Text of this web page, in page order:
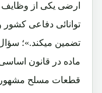
ارضی یکی از
توانائی دفاعی کشور
تضمین میکند.»؛
ماده در قانون
قطعات مسلح مشهور